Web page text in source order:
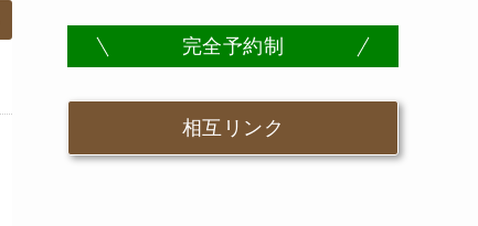
完全予約制
相互リンク